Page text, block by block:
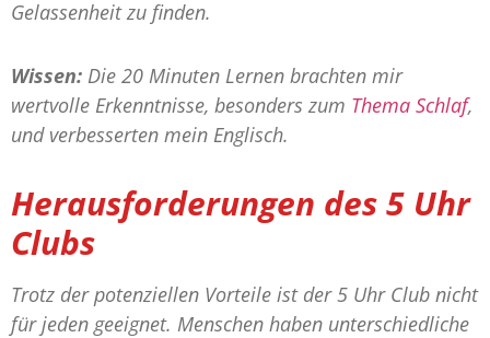
Gelassenheit zu finden.
Wissen: Die 20 Minuten Lernen brachten mir
wertvolle Erkenntnisse, besonders zum Thema Schlaf,
und verbesserten mein Englisch.
Herausforderungen des 5 Uhr
Clubs
Trotz der potenziellen Vorteile ist der 5 Uhr Club nicht
für jeden geeignet. Menschen haben unterschiedliche